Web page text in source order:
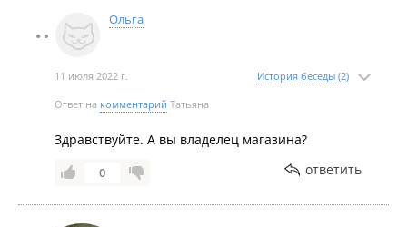
Ольга
11 июля 2022 г. История беседы (2)
Ответ на комментарий Татьяна
Здравствуйте. А вы владелец магазина?
0 ответить